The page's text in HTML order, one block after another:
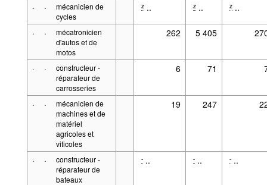
· ·
mécanicien de
cycles
z .. z .. z ..
· ·
mécatronicien
d'autos et de
motos
262 5 405
· ·
constructeur -
réparateur de
carrosseries
6 71
· ·
mécanicien de
machines et de
matériel
agricoles et
viticoles
19 247
· ·
constructeur -
réparateur de
bateaux
- .. - .. - ..